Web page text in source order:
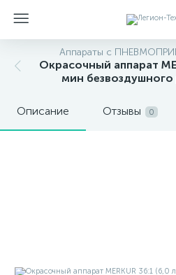
Аппараты с
Окрасочный аппарат
мин безвоздушного
Описание Отзывы 0